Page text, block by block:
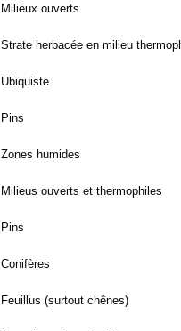
Milieux ouverts
Strate herbacée en milieu
Ubiquiste
Pins
Zones humides
Milieus ouverts et thermophiles
Pins
Conifères
Feuillus (surtout chênes)